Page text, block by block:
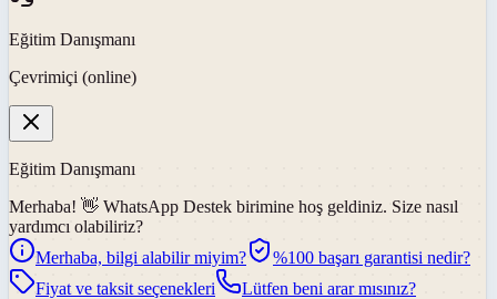
Eğitim Danışmanı
Çevrimiçi (online)
Eğitim Danışmanı
Merhaba! 👋 WhatsApp Destek birimine hoş geldiniz. Size nasıl
yardımcı olabiliriz?
Merhaba, bilgi alabilir miyim?
%100 başarı garantisi nedir?
Fiyat ve taksit seçenekleri
Lütfen beni arar mısınız?